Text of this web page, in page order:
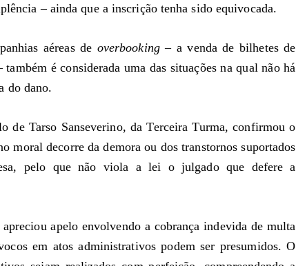
– ainda que a inscrição tenha sido equivocada.
aéreas de overbooking – a venda de bilhetes de
é considerada uma das situações na qual não há
do dano.
de Tarso Sanseverino, da Terceira Turma, confirmou o
moral decorre da demora ou dos transtornos suportados
pelo que não viola a lei o julgado que defere a
apelo envolvendo a cobrança indevida de multa
em atos administrativos podem ser presumidos. O